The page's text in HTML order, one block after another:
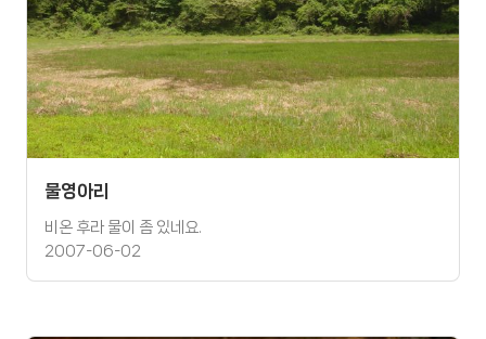
물영아리
비온 후라 물이 좀 있네요.
2007-06-02